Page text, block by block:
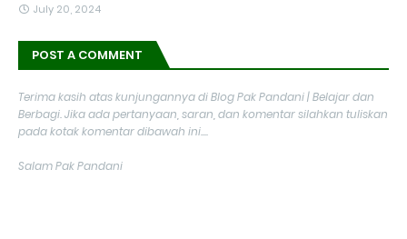
July 20, 2024
POST A COMMENT
Terima kasih atas kunjungannya di Blog Pak Pandani | Belajar dan
Berbagi. Jika ada pertanyaan, saran, dan komentar silahkan tuliskan
pada kotak komentar dibawah ini....
Salam Pak Pandani